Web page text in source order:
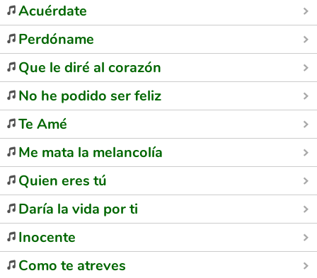
Acuérdate
Perdóname
Que le diré al corazón
No he podido ser feliz
Te Amé
Me mata la melancolía
Quien eres tú
Daría la vida por ti
Inocente
Como te atreves